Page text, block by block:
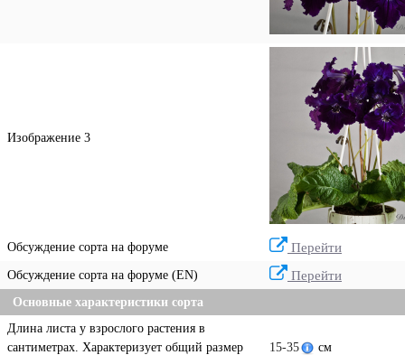
Изображение 3
Обсуждение сорта на форуме Перейти
Обсуждение сорта на форуме (EN) Перейти
Основные характеристики сорта
Длина листа у взрослого растения в
сантиметрах. Характеризует общий размер
15-35 см